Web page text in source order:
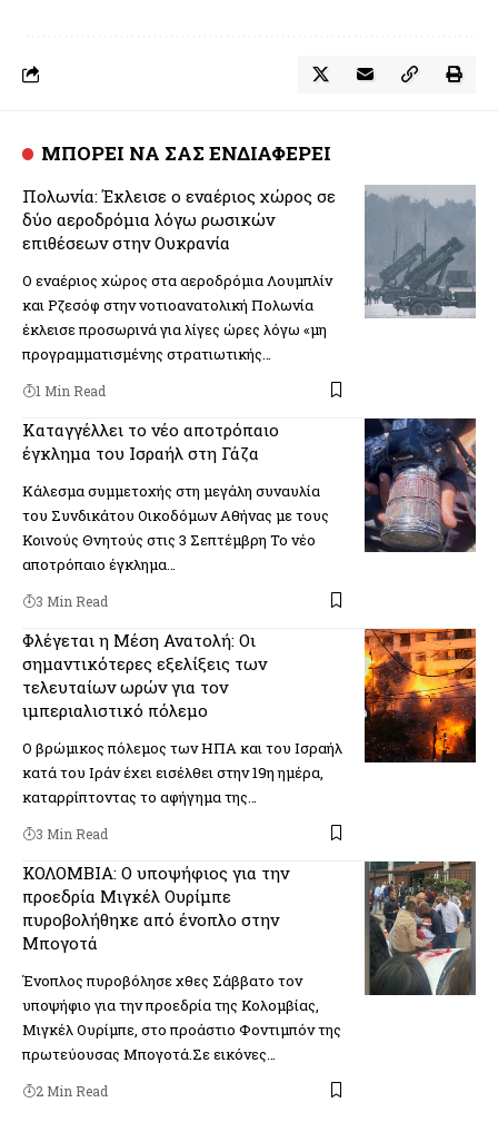
ΜΠΟΡΕΙ ΝΑ ΣΑΣ ΕΝΔΙΑΦΕΡΕΙ
Πολωνία: Έκλεισε ο εναέριος χώρος σε
δύο αεροδρόμια λόγω ρωσικών
επιθέσεων στην Ουκρανία
Ο εναέριος χώρος στα αεροδρόμια Λουμπλίν
και Ρζεσόφ στην νοτιοανατολική Πολωνία
έκλεισε προσωρινά για λίγες ώρες λόγω «μη
προγραμματισμένης στρατιωτικής…
1 Min Read
Καταγγέλλει το νέο αποτρόπαιο
έγκλημα του Ισραήλ στη Γάζα
Κάλεσμα συμμετοχής στη μεγάλη συναυλία
του Συνδικάτου Οικοδόμων Αθήνας με τους
Κοινούς Θνητούς στις 3 Σεπτέμβρη Το νέο
αποτρόπαιο έγκλημα…
3 Min Read
Φλέγεται η Μέση Ανατολή: Οι
σημαντικότερες εξελίξεις των
τελευταίων ωρών για τον
ιμπεριαλιστικό πόλεμο
Ο βρώμικος πόλεμος των ΗΠΑ και του Ισραήλ
κατά του Ιράν έχει εισέλθει στην 19η ημέρα,
καταρρίπτοντας το αφήγημα της…
3 Min Read
ΚΟΛΟΜΒΙΑ: Ο υποψήφιος για την
προεδρία Μιγκέλ Ουρίμπε
πυροβολήθηκε από ένοπλο στην
Μπογοτά
Ένοπλος πυροβόλησε χθες Σάββατο τον
υποψήφιο για την προεδρία της Κολομβίας,
Μιγκέλ Ουρίμπε, στο προάστιο Φοντιμπόν της
πρωτεύουσας Μπογοτά.Σε εικόνες…
2 Min Read